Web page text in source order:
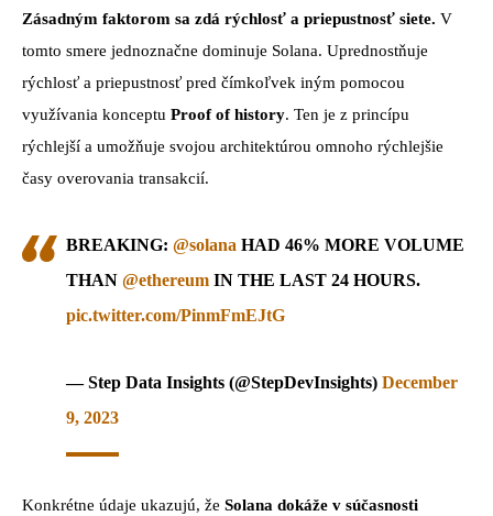
Zásadným faktorom sa zdá rýchlosť a priepustnosť siete. V
tomto smere jednoznačne dominuje Solana. Uprednostňuje
rýchlosť a priepustnosť pred čímkoľvek iným pomocou
využívania konceptu Proof of history. Ten je z princípu
rýchlejší a umožňuje svojou architektúrou omnoho rýchlejšie
časy overovania transakcií.
BREAKING: @solana HAD 46% MORE VOLUME
THAN @ethereum IN THE LAST 24 HOURS.
pic.twitter.com/PinmFmEJtG
— Step Data Insights (@StepDevInsights) December
9, 2023
Konkrétne údaje ukazujú, že Solana dokáže v súčasnosti